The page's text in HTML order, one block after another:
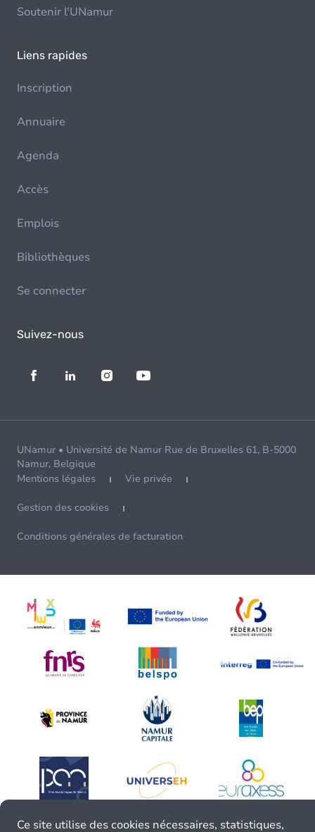
Soutenir l'UNamur
Liens rapides
Inscription
Annuaire
Agenda
Accès
Emplois
Bibliothèques
Se connecter
Suivez-nous
UNamur • Université de Namur Rue de Bruxelles 61, B-5000
Namur, Belgique
Mentions légales
Vie privée
Gestion des cookies
Conditions générales de facturation
Ce site utilise des cookies nécessaires, statistiques,